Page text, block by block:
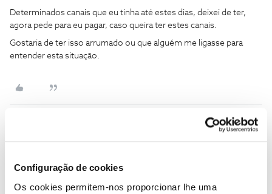
Configuração de cookies
Os cookies permitem-nos proporcionar lhe uma
Determinados canais que eu tinha até estes dias, deixei de ter,
agora pede para eu pagar, caso queira ter estes canais.
Gostaria de ter isso arrumado ou que alguém me ligasse para
entender esta situação.
Eu tenho assinatura de um pacote que contem TV, Internet e